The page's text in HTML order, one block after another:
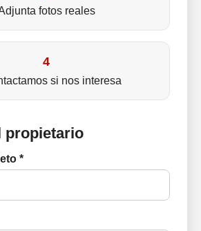
fotos reales
4
si nos interesa
propietario
*